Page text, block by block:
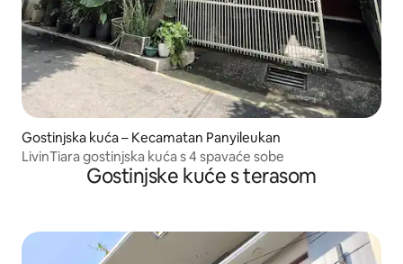
Gostinjska kuća – Kecamatan Panyileukan
LivinTiara gostinjska kuća s 4 spavaće sobe
Gostinjske kuće s terasom